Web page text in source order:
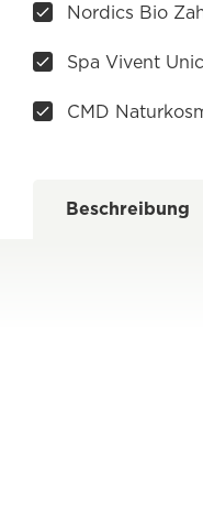
Nordics Bio
Spa Vivent
CMD
Beschreibung